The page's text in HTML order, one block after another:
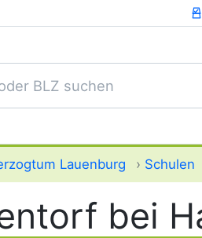
Lauenburg › Schulen
bei